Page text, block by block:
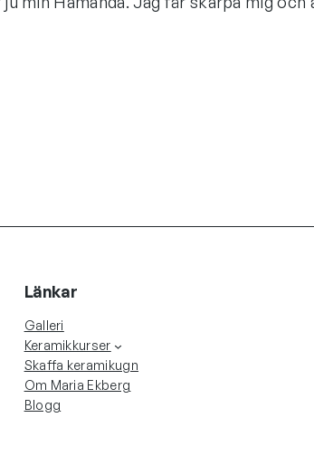
Länkar
Galleri
Keramikkurser
Skaffa keramikugn
Om Maria Ekberg
Blogg